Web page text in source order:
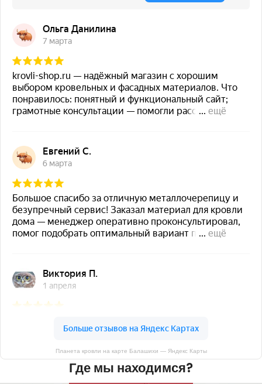
Планета кровли на карте Балашихи — Яндекс Карты
Где мы находимся?